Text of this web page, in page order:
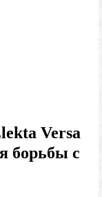
Versa
борьбы с